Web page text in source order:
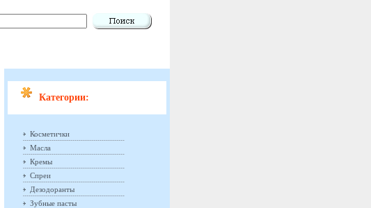
Категории:
Косметички
Масла
Кремы
Спреи
Дезодоранты
Зубные пасты